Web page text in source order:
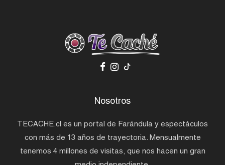
Nosotros
TECACHE.cl es un portal de Farándula y espectáculos
con más de 13 años de trayectoria. Mensualmente
tenemos 4 millones de visitas, que nos hacen un gran